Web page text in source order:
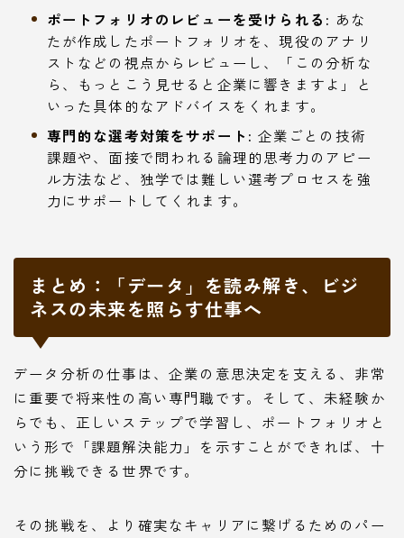
ポートフォリオのレビューを受けられる: あな
たが作成したポートフォリオを、現役のアナリ
ストなどの視点からレビューし、「この分析な
ら、もっとこう見せると企業に響きますよ」と
いった具体的なアドバイスをくれます。
専門的な選考対策をサポート: 企業ごとの技術
課題や、面接で問われる論理的思考力のアピー
ル方法など、独学では難しい選考プロセスを強
力にサポートしてくれます。
まとめ：「データ」を読み解き、ビジ
ネスの未来を照らす仕事へ
データ分析の仕事は、企業の意思決定を支える、非常
に重要で将来性の高い専門職です。そして、未経験か
らでも、正しいステップで学習し、ポートフォリオと
いう形で「課題解決能力」を示すことができれば、十
分に挑戦できる世界です。
その挑戦を、より確実なキャリアに繋げるためのパー